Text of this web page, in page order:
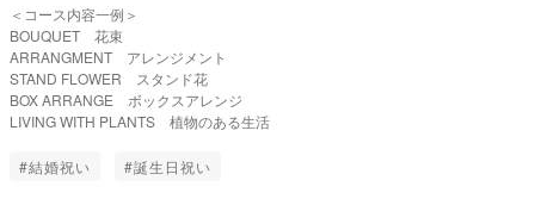
＜コース内容一例＞
BOUQUET 花束
ARRANGMENT アレンジメント
STAND FLOWER スタンド花
BOX ARRANGE ボックスアレンジ
LIVING WITH PLANTS 植物のある生活
#結婚祝い #誕生日祝い